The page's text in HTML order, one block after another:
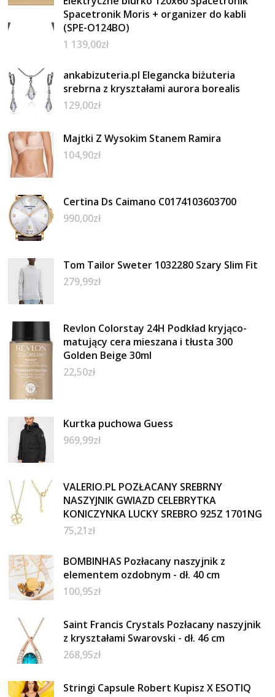
Spacetronik Moris + organizer do kabli
(SPE-O124BO)
1 139,00zł
ankabizuteria.pl Elegancka biżuteria
srebrna z kryształami aurora borealis
129,00zł
Majtki Z Wysokim Stanem Ramira
104,90zł
Certina Ds Caimano C0174103603700
990,00zł
Tom Tailor Sweter 1032280 Szary Slim Fit
279,99zł
Revlon Colorstay 24H Podkład kryjąco-
matujący cera mieszana i tłusta 300
Golden Beige 30ml
22,50zł
Kurtka puchowa Guess
969,99zł
VALERIO.PL POZŁACANY SREBRNY
NASZYJNIK GWIAZD CELEBRYTKA
KONICZYNKA LUCKY SREBRO 925Z 1701NG
75,21zł
BOMBINHAS Pozłacany naszyjnik z
elementem ozdobnym - dł. 40 cm
100,95zł
Saint Francis Crystals Pozłacany naszyjnik
z kryształami Swarovski - dł. 46 cm
268,95zł
Stringi Capsule Robert Kupisz X ESOTIQ